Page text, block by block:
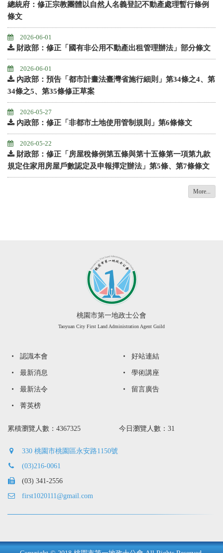
總統府：修正宗教團體以自然人名義登記不動產處理暫行條例
條文
2026-06-01
財政部：修正「國有非公用不動產出租管理辦法」部分條文
2026-06-01
內政部：預告「都市計畫法臺灣省施行細則」第34條之4、第
34條之5、第35條修正草案
2026-05-27
內政部：修正「非都市土地使用管制規則」第6條條文
2026-05-22
財政部：修正「房屋稅條例第五條與第十五條第一項第九款
規定住家用房屋戶數認定及申報擇定辦法」第5條、第7條條文
More...
桃園市第一地政士公會
Taoyuan City First Land Administration Agent Guild
認識本會
最新消息
最新法令
菁英榜
好站連結
學術講座
留言廣告
累積瀏覽人數：4367325 今日瀏覽人數：31
330 桃園市桃園區永安路1150號
(03)216-0061
(03) 341-2556
first1020111@gmail.com